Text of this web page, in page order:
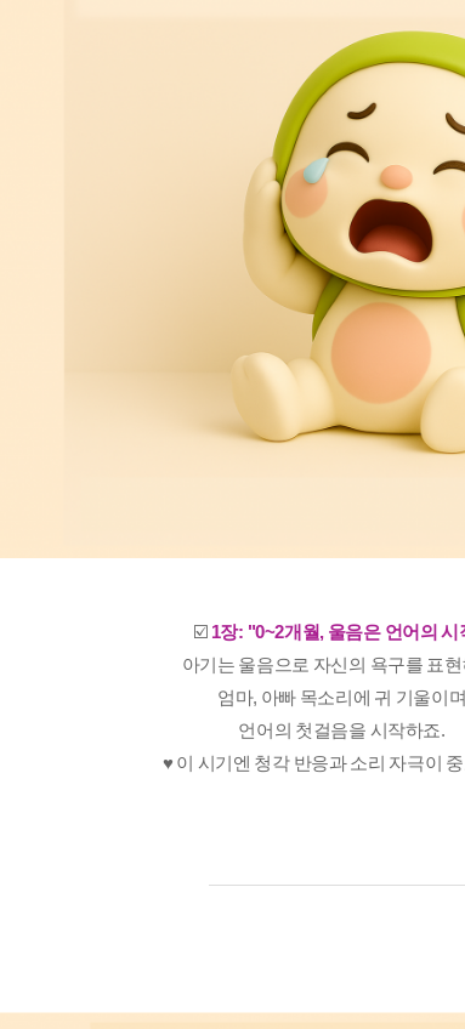
☑️ 1장: "0~2개월, 울음은 언어의 시
아기는 울음으로 자신의 욕구를 표
엄마, 아빠 목소리에 귀 기울이며
언어의 첫걸음을 시작하죠.
♥️ 이 시기엔 청각 반응과 소리 자극이